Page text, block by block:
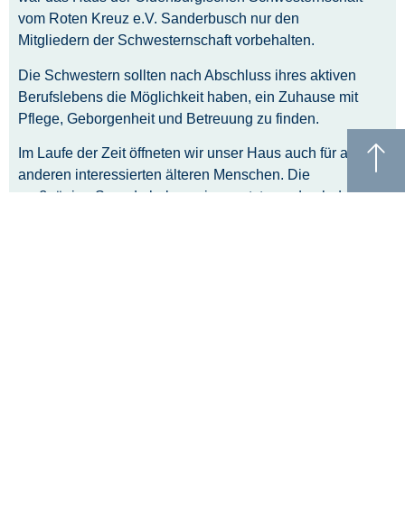
vom Roten Kreuz e.V. Sanderbusch nur den
Mitgliedern der Schwesternschaft vorbehalten.
Die Schwestern sollten nach Abschluss ihres aktiven
Berufslebens die Möglichkeit haben, ein Zuhause mit
Pflege, Geborgenheit und Betreuung zu finden.
Im Laufe der Zeit öffneten wir unser Haus auch für alle
anderen interessierten älteren Menschen. Die
großzügige Spende haben wir genutzt, um durch den